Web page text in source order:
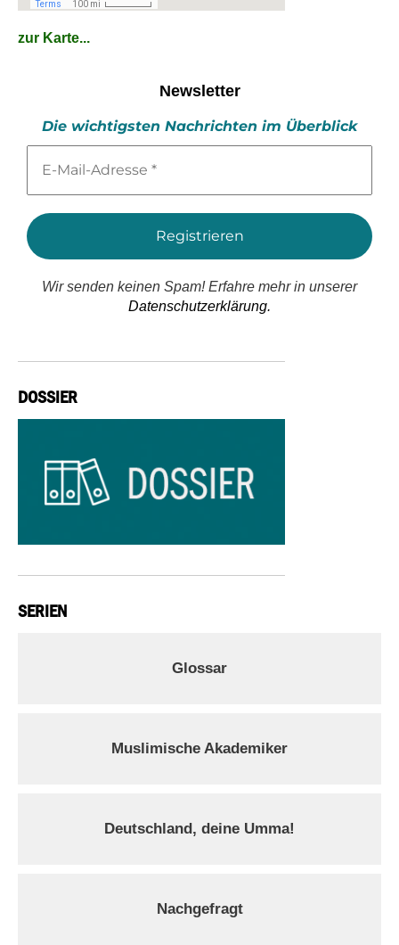
zur Karte...
Newsletter
Die wichtigsten Nachrichten im Überblick
Mail-
*
Wir senden keinen Spam! Erfahre mehr in unserer
Datenschutzerklärung.
DOSSIER
SERIEN
Glossar
Muslimische Akademiker
Deutschland, deine Umma!
Nachgefragt